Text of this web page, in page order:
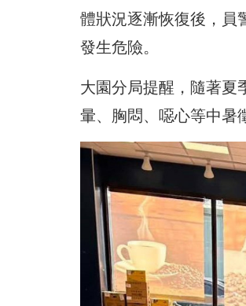
體狀況逐漸恢復後，員
發生危險。
大園分局提醒，隨著夏
暈、胸悶、噁心等中暑